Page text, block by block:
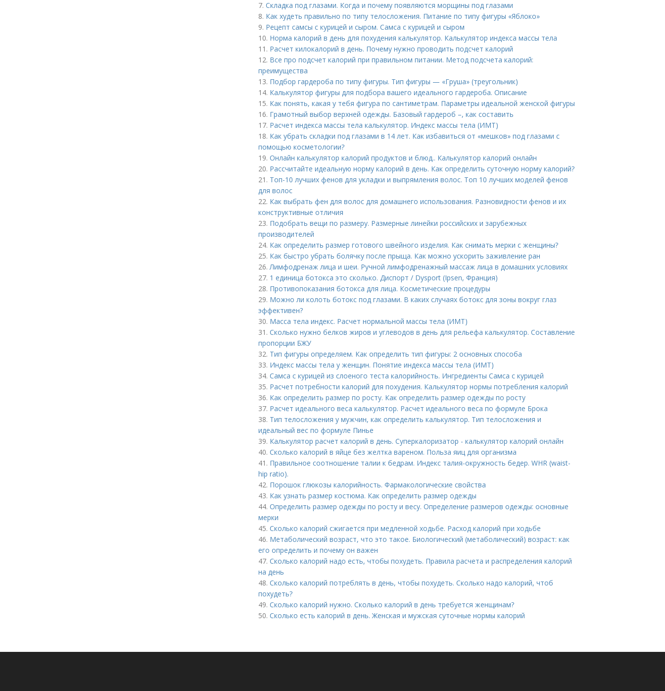
7. Складка под глазами. Когда и почему появляются морщины под глазами
8. Как худеть правильно по типу телосложения. Питание по типу фигуры «Яблоко»
9. Рецепт самсы с курицей и сыром. Самса с курицей и сыром
10. Норма калорий в день для похудения калькулятор. Калькулятор индекса массы тела
11. Расчет килокалорий в день. Почему нужно проводить подсчет калорий
12. Все про подсчет калорий при правильном питании. Метод подсчета калорий:
преимущества
13. Подбор гардероба по типу фигуры. Тип фигуры — «Груша» (треугольник)
14. Калькулятор фигуры для подбора вашего идеального гардероба. Описание
15. Как понять, какая у тебя фигура по сантиметрам. Параметры идеальной женской фигуры
16. Грамотный выбор верхней одежды. Базовый гардероб –, как составить
17. Расчет индекса массы тела калькулятор. Индекс массы тела (ИМТ)
18. Как убрать складки под глазами в 14 лет. Как избавиться от «мешков» под глазами с
помощью косметологии?
19. Онлайн калькулятор калорий продуктов и блюд.. Калькулятор калорий онлайн
20. Рассчитайте идеальную норму калорий в день. Как определить суточную норму калорий?
21. Топ-10 лучших фенов для укладки и выпрямления волос. Топ 10 лучших моделей фенов
для волос
22. Как выбрать фен для волос для домашнего использования. Разновидности фенов и их
конструктивные отличия
23. Подобрать вещи по размеру. Размерные линейки российских и зарубежных
производителей
24. Как определить размер готового швейного изделия. Как снимать мерки с женщины?
25. Как быстро убрать болячку после прыща. Как можно ускорить заживление ран
26.Лимфодренаж лица и шеи. Ручной лимфодренажный массаж лица в домашних условиях
27. 1 единица ботокса это сколько. Диспорт / Dysport (Ipsen, Франция)
28. Противопоказания ботокса для лица. Косметические процедуры
29. Можно ли колоть ботокс под глазами. В каких случаях ботокс для зоны вокруг глаз
эффективен?
30. Масса тела индекс. Расчет нормальной массы тела (ИМТ)
31. Сколько нужно белков жиров и углеводов в день для рельефа калькулятор. Составление
пропорции БЖУ
32. Тип фигуры определяем. Как определить тип фигуры: 2 основных способа
33. Индекс массы тела у женщин. Понятие индекса массы тела (ИМТ)
34. Самса с курицей из слоеного теста калорийность. Ингредиенты Самса с курицей
35. Расчет потребности калорий для похудения. Калькулятор нормы потребления калорий
36. Как определить размер по росту. Как определить размер одежды по росту
37. Расчет идеального веса калькулятор. Расчет идеального веса по формуле Брока
38. Тип телосложения у мужчин, как определить калькулятор. Тип телосложения и
идеальный вес по формуле Пинье
39. Калькулятор расчет калорий в день. Суперкалоризатор - калькулятор калорий онлайн
40. Сколько калорий в яйце без желтка вареном. Польза яиц для организма
41. Правильное соотношение талии к бедрам. Индекс талия-окружность бедер. WHR (waist-
hip ratio).
42. Порошок глюкозы калорийность. Фармакологические свойства
43. Как узнать размер костюма. Как определить размер одежды
44. Определить размер одежды по росту и весу. Определение размеров одежды: основные
мерки
45. Сколько калорий сжигается при медленной ходьбе. Расход калорий при ходьбе
46. Метаболический возраст, что это такое. Биологический (метаболический) возраст: как
его определить и почему он важен
47. Сколько калорий надо есть, чтобы похудеть. Правила расчета и распределения калорий
на день
48. Сколько калорий потреблять в день, чтобы похудеть. Сколько надо калорий, чтоб
похудеть?
49. Сколько калорий нужно. Сколько калорий в день требуется женщинам?
50. Сколько есть калорий в день. Женская и мужская суточные нормы калорий